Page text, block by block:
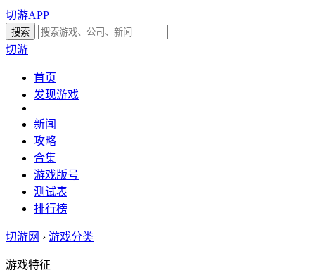
切游APP
切游
首页
发现游戏
新闻
攻略
合集
游戏版号
测试表
排行榜
切游网 › 游戏分类
游戏特征